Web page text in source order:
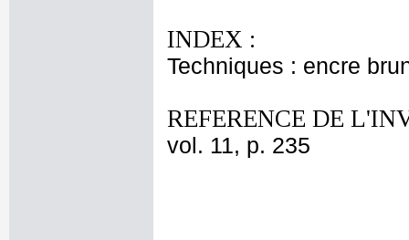
INDEX :
Techniques : encre
REFERENCE DE
vol. 11, p. 235